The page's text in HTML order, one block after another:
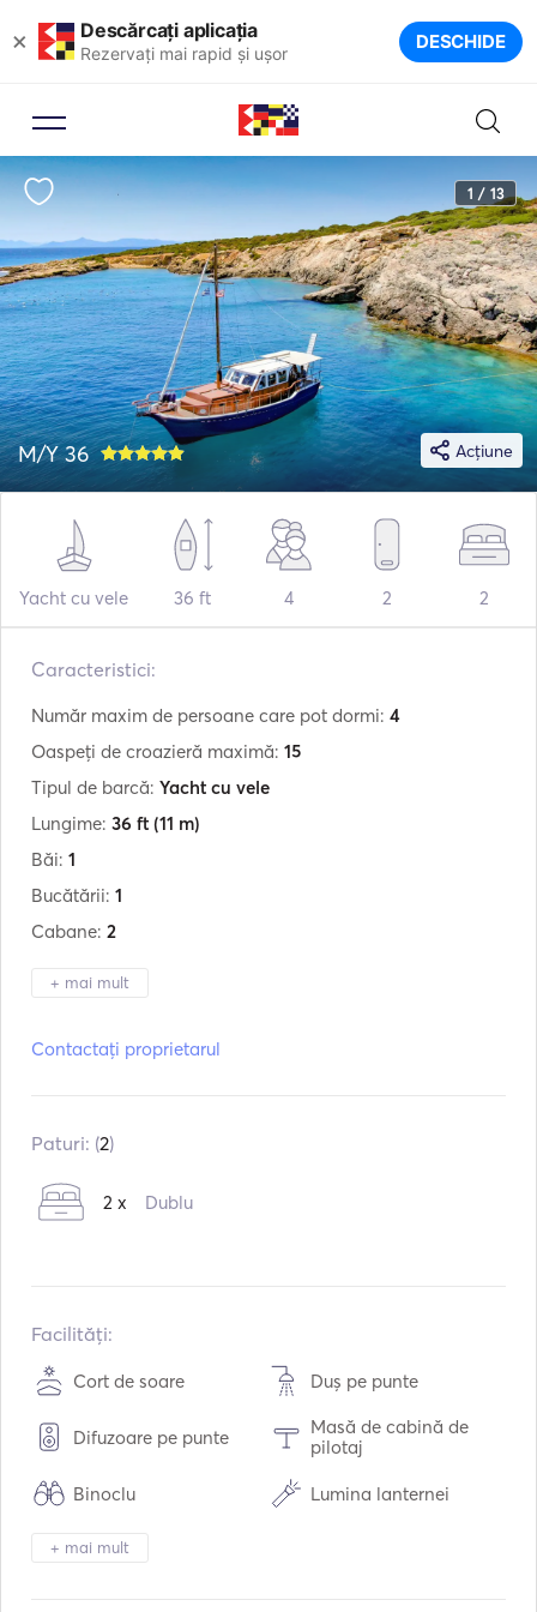
× Descărcați aplicația
Rezervați mai rapid și ușor DESCHIDE
1 / 13
Acțiune
M/Y 36
Yacht cu vele 36 ft 4 2 2
Caracteristici:
Număr maxim de persoane care pot dormi: 4
Oaspeți de croazieră maximă: 15
Tipul de barcă: Yacht cu vele
Lungime: 36 ft (11 m)
Băi: 1
Bucătării: 1
Cabane: 2
+ mai mult
Motoare:1 x 155hp
Viteza maximă de croazieră:
Contactați proprietarul
Paturi: (2)
2 x Dublu
Facilități:
Cort de soare Duș pe punte
Difuzoare pe punte
Masă de cabină de
pilotaj
Binoclu Lumina lanternei
Toaletă electrică
+ mai mult